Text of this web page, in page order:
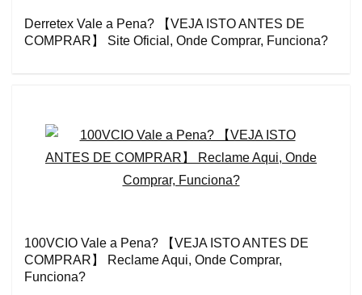
Derretex Vale a Pena? 【VEJA ISTO ANTES DE
COMPRAR】 Site Oficial, Onde Comprar, Funciona?
100VCIO Vale a Pena? 【VEJA ISTO ANTES DE
COMPRAR】 Reclame Aqui, Onde Comprar,
Funciona?